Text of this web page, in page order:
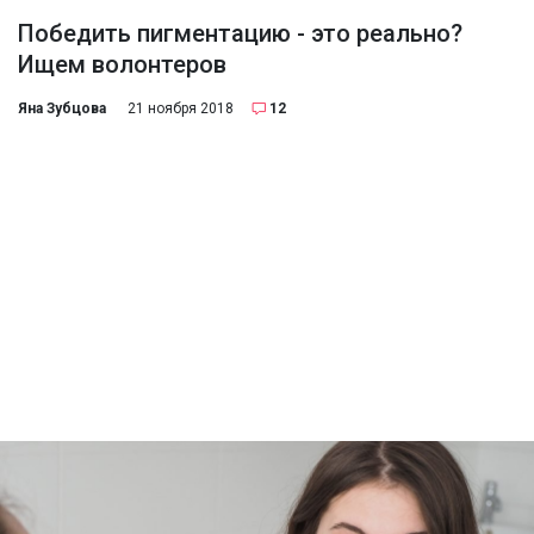
Победить пигментацию - это реально?
Ищем волонтеров
Яна Зубцова 21 ноября 2018 12